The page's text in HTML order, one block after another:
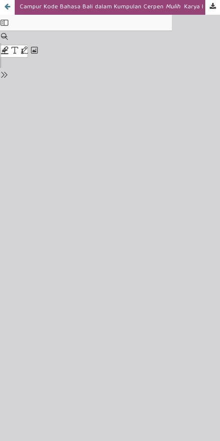
Campur Kode Bahasa Bali dalam Kumpulan Cerpen Mulih Karya I Nyoman Agus Sudipta